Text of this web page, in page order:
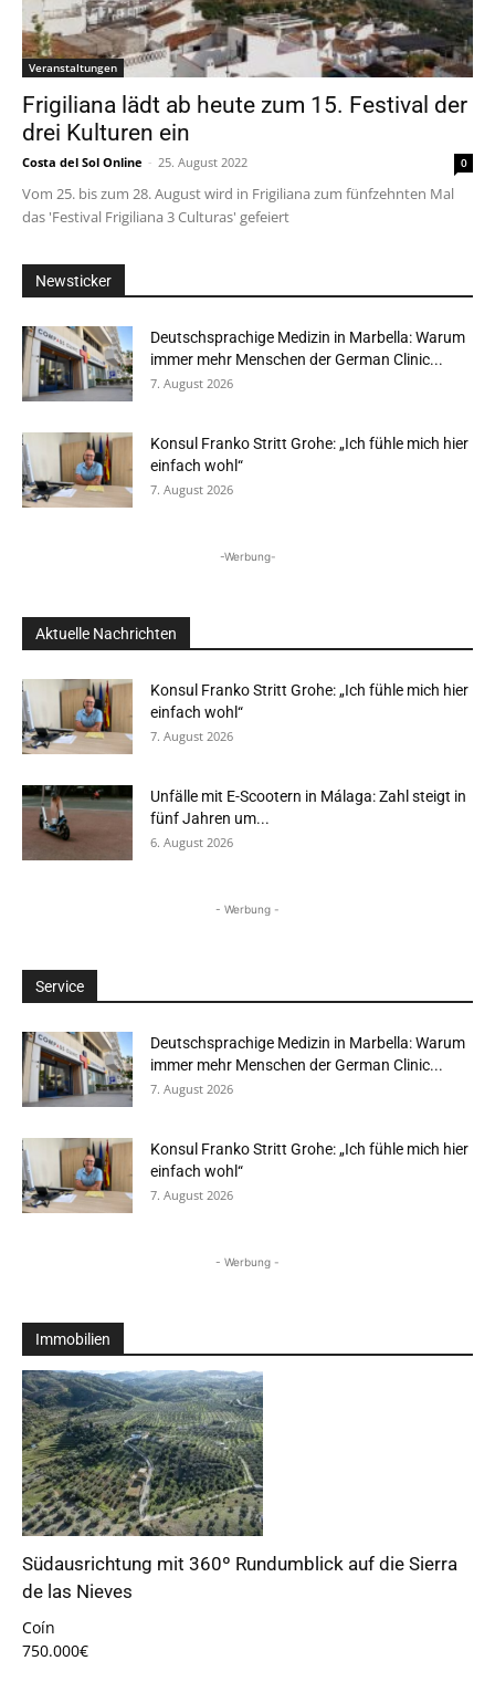
Veranstaltungen
Frigiliana lädt ab heute zum 15. Festival der
drei Kulturen ein
Costa del Sol Online - 25. August 2022 0
Vom 25. bis zum 28. August wird in Frigiliana zum fünfzehnten Mal
das 'Festival Frigiliana 3 Culturas' gefeiert
Newsticker
Deutschsprachige Medizin in Marbella: Warum
immer mehr Menschen der German Clinic...
7. August 2026
Konsul Franko Stritt Grohe: „Ich fühle mich hier
einfach wohl“
7. August 2026
-Werbung-
Aktuelle Nachrichten
Konsul Franko Stritt Grohe: „Ich fühle mich hier
einfach wohl“
7. August 2026
Unfälle mit E-Scootern in Málaga: Zahl steigt in
fünf Jahren um...
6. August 2026
- Werbung -
Service
Deutschsprachige Medizin in Marbella: Warum
immer mehr Menschen der German Clinic...
7. August 2026
Konsul Franko Stritt Grohe: „Ich fühle mich hier
einfach wohl“
7. August 2026
- Werbung -
Immobilien
Südausrichtung mit 360º Rundumblick auf die Sierra
de las Nieves
Coín
750.000€